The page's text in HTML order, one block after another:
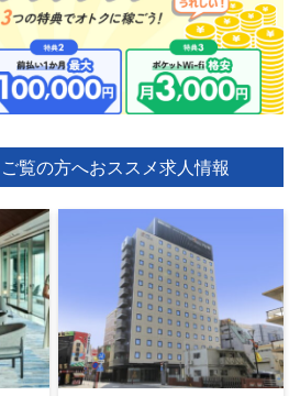
覧の方へおススメ求人情報